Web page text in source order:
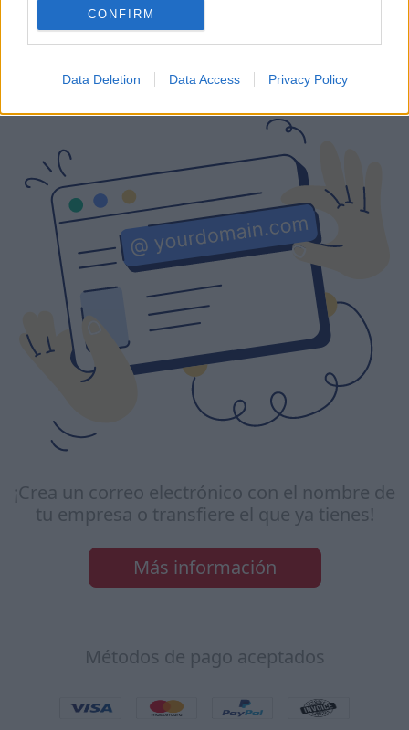
CONFIRM
Data Deletion Data Access Privacy Policy
¿Te interesa un correo electrónico
personalizado?
¡Crea un correo electrónico con el nombre de
tu empresa o transfiere el que ya tienes!
Más información
Métodos de pago aceptados